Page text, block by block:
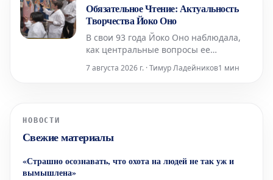
произведения, которые нап
Обязательное Чтение: Актуальность
Творчества Йоко Оно
В свои 93 года Йоко Оно наблюдала,
как центральные вопросы ее
нашей взаимной ответственности —
работ Оно, включая знаменитую «
7 августа 2026 г. · Тимур Ладейников1 мин
НОВОСТИ
Свежие материалы
«Страшно осознавать, что охота на людей не так уж и
вымышлена»